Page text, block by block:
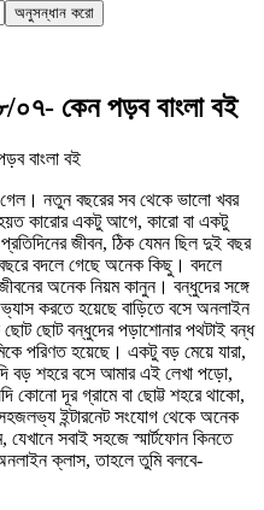
অনুসন্ধান করো
০৭- কেন পড়ব বাংলা বই
নতুন বছরের সব থেকে ভালো খবর
কারোর একটু আগে, কারো বা একটু
জীবন, ঠিক যেমন ছিল দুই বছর
বদলে গেছে অনেক কিছু। বদলে
অনেক নিয়ম কানুন। বন্ধুদের সঙ্গে
করতে হয়েছে বাড়িতে বসে অনলাইন
ছোট বন্ধুদের পড়াশোনার পথটাই বন্ধ
পরিণত হয়েছে। একটু বড় মেয়ে যারা,
বড় শহরে বসে আমার এই লেখা পড়ো,
কোনো দূর গ্রামে বা ছোট্ট শহরে থাকো,
ইন্টারনেট সংযোগ থেকে অনেক
সবাই সহজে স্মার্টফোন কিনতে
ক্লাস, তাহলে তুমি বলবে-